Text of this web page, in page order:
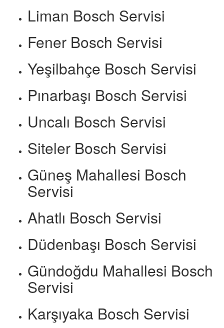
Liman Bosch Servisi
Fener Bosch Servisi
Yeşilbahçe Bosch Servisi
Pınarbaşı Bosch Servisi
Uncalı Bosch Servisi
Siteler Bosch Servisi
Güneş Mahallesi Bosch
Servisi
Ahatlı Bosch Servisi
Düdenbaşı Bosch Servisi
Gündoğdu Mahallesi Bosch
Servisi
Karşıyaka Bosch Servisi